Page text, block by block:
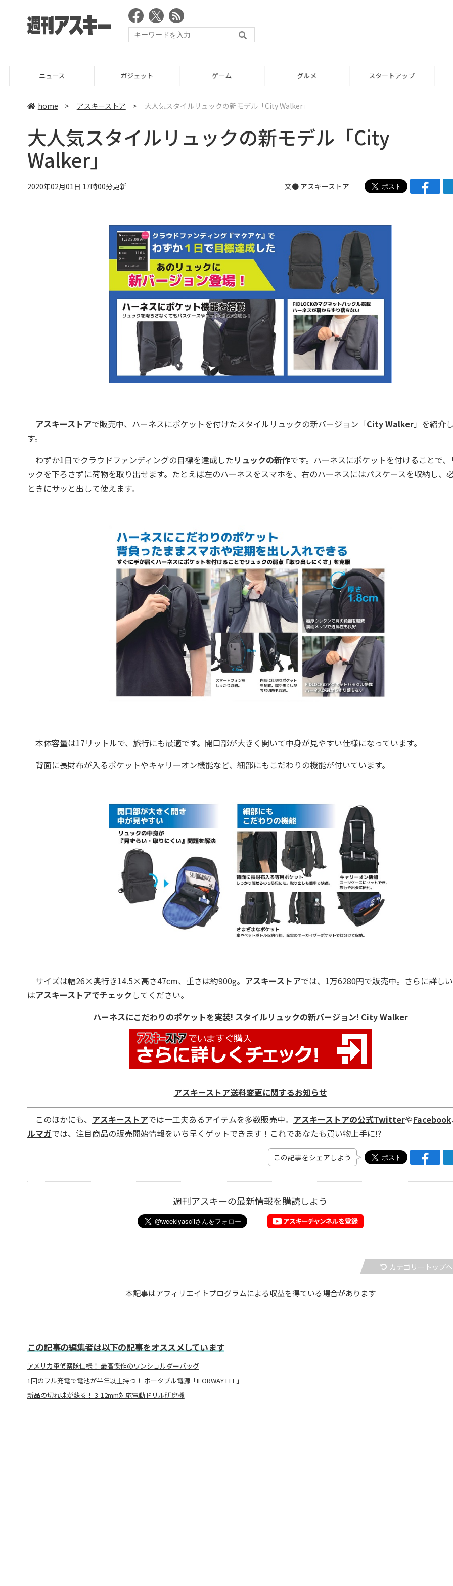
ニュース ガジェット ゲーム グルメ スタートアップ
home > アスキーストア > 大人気スタイルリュックの新モデル「City Walker」
大人気スタイルリュックの新モデル「City
Walker」
2020年02月01日 17時00分更新 文● アスキーストア
アスキーストアで販売中、ハーネスにポケットを付けたスタイルリュックの新バージョン「City Walker」を紹介
す。
わずか1日でクラウドファンディングの目標を達成したリュックの新作です。ハーネスにポケットを付けることで、
ックを下ろさずに荷物を取り出せます。たとえば左のハーネスをスマホを、右のハーネスにはパスケースを収納し、
ときにサッと出して使えます。
本体容量は17リットルで、旅行にも最適です。開口部が大きく開いて中身が見やすい仕様になっています。
背面に長財布が入るポケットやキャリーオン機能など、細部にもこだわりの機能が付いています。
サイズは幅26×奥行き14.5×高さ47cm、重さは約900g。 アスキーストアでは、1万6280円で販売中。さらに詳し
はアスキーストアでチェックしてください。
ハーネスにこだわりのポケットを実装! スタイルリュックの新バージョン! City Walker
アスキーストア送料変更に関するお知らせ
このほかにも、 アスキーストアでは一工夫あるアイテムを多数販売中。 アスキーストアの公式TwitterやFacebook
ルマガでは、注目商品の販売開始情報をいち早くゲットできます！これであなたも買い物上手に⁉
この記事をシェアしよう
週刊アスキーの最新情報を購読しよう
カテゴリートップへ
本記事はアフィリエイトプログラムによる収益を得ている場合があります
この記事の編集者は以下の記事をオススメしています
アメリカ軍偵察隊仕様！ 最高傑作のワンショルダーバッグ
1回のフル充電で電池が半年以上持つ！ ポータブル電源「IFORWAY ELF」
新品の切れ味が蘇る！ 3-12mm対応電動ドリル研磨機